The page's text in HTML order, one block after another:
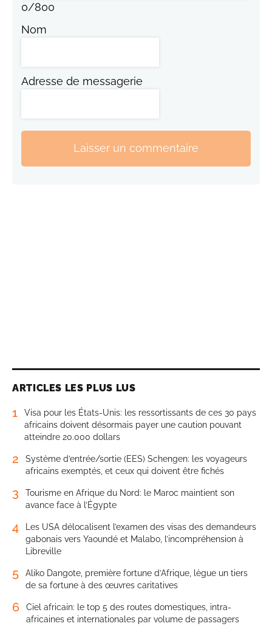
0/800
Nom
Adresse de messagerie
Laisser un commentaire
ARTICLES LES PLUS LUS
1
Visa pour les États-Unis: les ressortissants de ces 30 pays
africains doivent désormais payer une caution pouvant
atteindre 20.000 dollars
2
Système d’entrée/sortie (EES) Schengen: les voyageurs
africains exemptés, et ceux qui doivent être fichés
3
Tourisme en Afrique du Nord: le Maroc maintient son
avance face à l’Égypte
4
Les USA délocalisent l’examen des visas des demandeurs
gabonais vers Yaoundé et Malabo, l’incompréhension à
Libreville
5
Aliko Dangote, première fortune d’Afrique, lègue un tiers
de sa fortune à des œuvres caritatives
6
Ciel africain: le top 5 des routes domestiques, intra-
africaines et internationales par volume de passagers